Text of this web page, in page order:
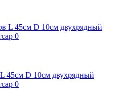
45см D 10см двухрядный
0